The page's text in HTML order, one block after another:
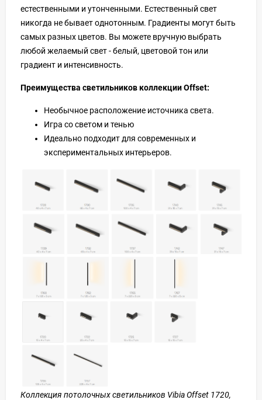
естественными и утонченными. Естественный свет
никогда не бывает однотонным. Градиенты могут быть
самых разных цветов. Вы можете вручную выбрать
любой желаемый свет - белый, цветовой тон или
градиент и интенсивность.
Преимущества светильников коллекции Offset:
Необычное расположение источника света.
Игра со светом и тенью
Идеально подходит для современных и
экспериментальных интерьеров.
Коллекция потолочных светильников Vibia Offset 1720,